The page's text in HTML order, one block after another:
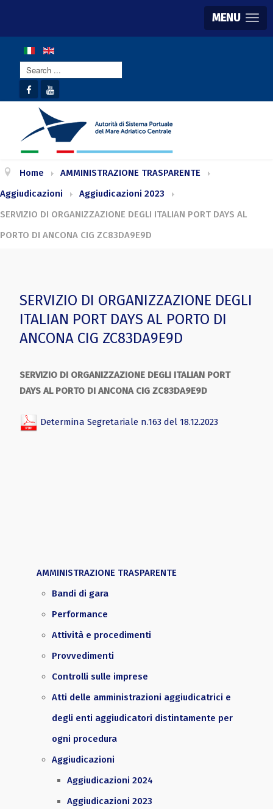
MENU
Search
...
Home
AMMINISTRAZIONE TRASPARENTE
Aggiudicazioni
Aggiudicazioni 2023
SERVIZIO DI ORGANIZZAZIONE DEGLI ITALIAN PORT DAYS AL
PORTO DI ANCONA CIG ZC83DA9E9D
AMMINISTRAZIONE TRASPARENTE
Bandi di gara
Performance
Attività e procedimenti
Provvedimenti
Controlli sulle imprese
Atti delle amministrazioni aggiudicatrici e
degli enti aggiudicatori distintamente per
ogni procedura
Aggiudicazioni
Aggiudicazioni 2024
Aggiudicazioni 2023
SERVIZIO DI ORGANIZZAZIONE DEGLI
ITALIAN PORT DAYS AL PORTO DI
ANCONA CIG ZC83DA9E9D
SERVIZIO DI ORGANIZZAZIONE DEGLI ITALIAN PORT
DAYS AL PORTO DI ANCONA CIG ZC83DA9E9D
Determina Segretariale n.163 del 18.12.2023